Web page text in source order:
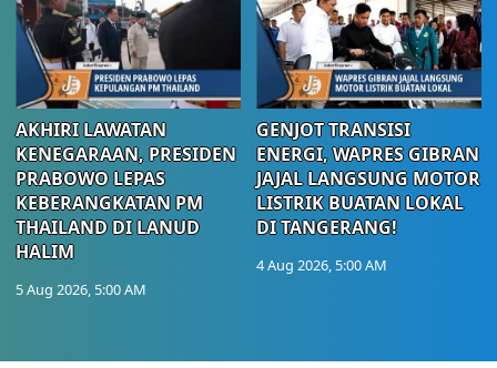
AKHIRI LAWATAN
KENEGARAAN, PRESIDEN
PRABOWO LEPAS
KEBERANGKATAN PM
THAILAND DI LANUD
HALIM
5 Aug 2026, 5:00 AM
GENJOT TRANSISI
ENERGI, WAPRES GIBRAN
JAJAL LANGSUNG MOTOR
LISTRIK BUATAN LOKAL
DI TANGERANG!
4 Aug 2026, 5:00 AM